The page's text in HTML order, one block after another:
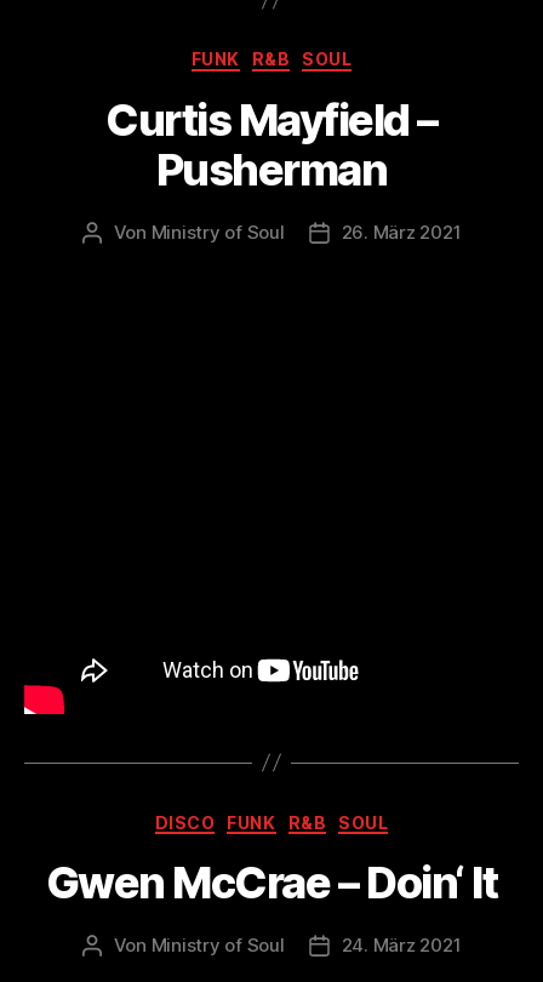
Kategorien
FUNK R&B SOUL
Curtis Mayfield –
Pusherman
Beitragsautor
Von Ministry of Soul Veröffentlichungsdatum
26. März 2021
Kategorien
DISCO FUNK R&B SOUL
Gwen McCrae – Doin‘ It
Beitragsautor
Von Ministry of Soul Veröffentlichungsdatum
24. März 2021